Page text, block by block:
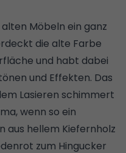
Möbeln ein ganz
die alte Farbe
und habt dabei
und Effekten. Das
Lasieren schimmert
wenn so ein
aus hellem Kiefernholz
zum Hingucker